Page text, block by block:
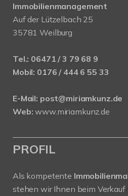
Immobilienmanagement
Auf der Lützelbach 25
35781 Weilburg
Tel.: 06471 / 3 79 68 9
Mobil: 0176 / 444 6 55 33
E-Mail: post@miriamkunz.de
Web: www.miriamkunz.de
PROFIL
Als kompetente
stehen wir Ihnen beim